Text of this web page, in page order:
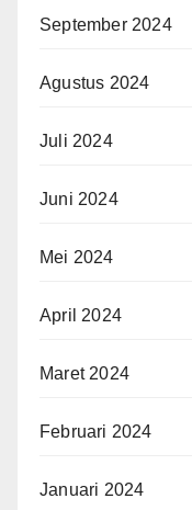
September 2024
Agustus 2024
Juli 2024
Juni 2024
Mei 2024
April 2024
Maret 2024
Februari 2024
Januari 2024